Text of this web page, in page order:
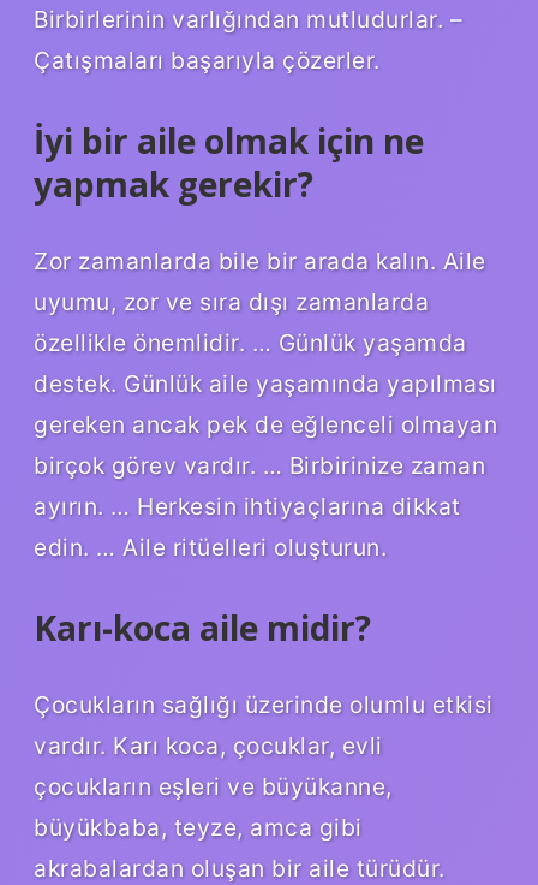
Birbirlerinin varlığından mutludurlar. –
Çatışmaları başarıyla çözerler.
İyi bir aile olmak için ne
yapmak gerekir?
Zor zamanlarda bile bir arada kalın. Aile
uyumu, zor ve sıra dışı zamanlarda
özellikle önemlidir. … Günlük yaşamda
destek. Günlük aile yaşamında yapılması
gereken ancak pek de eğlenceli olmayan
birçok görev vardır. … Birbirinize zaman
ayırın. … Herkesin ihtiyaçlarına dikkat
edin. … Aile ritüelleri oluşturun.
Karı-koca aile midir?
Çocukların sağlığı üzerinde olumlu etkisi
vardır. Karı koca, çocuklar, evli
çocukların eşleri ve büyükanne,
büyükbaba, teyze, amca gibi
akrabalardan oluşan bir aile türüdür.